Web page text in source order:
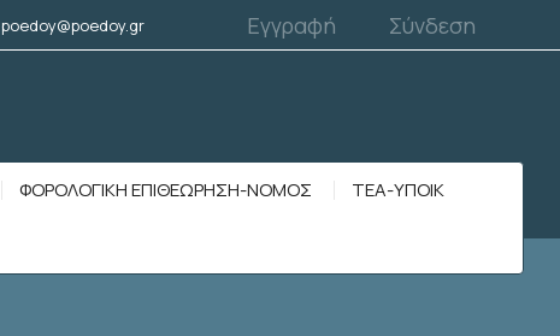
poedoy@poedoy.gr Εγγραφή Σύνδεση
ΦΟΡΟΛΟΓΙΚΗ ΕΠΙΘΕΩΡΗΣΗ-ΝΟΜΟΣ ΤΕΑ-ΥΠΟΙΚ